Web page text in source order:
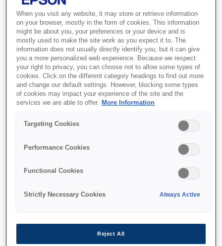
TM-T88VII (111A0): USB,
Eth, Serial, PS, Buzz, UK,
White
Best for retail and hospitality POS
setups that need fast, reliable and
eco-conscious thermal receipt printing.
Backwards compatible
Eco-conscious
When you visit any website, it may store or retrieve information
on your browser, mostly in the form of cookies. This information
might be about you, your preferences or your device and is
mostly used to make the site work as you expect it to. The
information does not usually directly identify you, but it can give
you a more personalized web experience. Because we respect
your right to privacy, you can choose not to allow some types of
cookies. Click on the different category headings to find out more
and change our default settings. However, blocking some types
of cookies may impact your experience of the site and the
services we are able to offer. More Information
Targeting Cookies
Performance Cookies
Functional Cookies
Strictly Necessary Cookies Always Active
Reject All